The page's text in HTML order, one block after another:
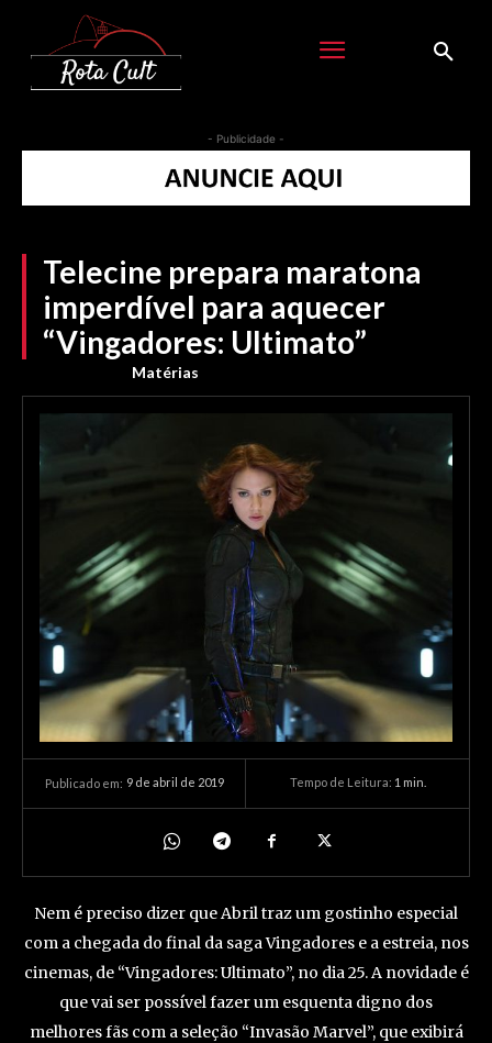
- Publicidade -
Telecine prepara maratona
imperdível para aquecer
“Vingadores: Ultimato”
Matérias
Publicado em: 9 de abril de 2019 Tempo de Leitura: 1 min.
Nem é preciso dizer que Abril traz um gostinho especial
com a chegada do final da saga Vingadores e a estreia, nos
cinemas, de “Vingadores: Ultimato”, no dia 25. A novidade é
que vai ser possível fazer um esquenta digno dos
melhores fãs com a seleção “Invasão Marvel”, que exibirá